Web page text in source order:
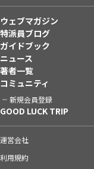
ウェブマガジン
特派員ブログ
ガイドブック
ニュース
著者一覧
コミュニティ
新規会員登録
GOOD LUCK TRIP
運営会社
利用規約